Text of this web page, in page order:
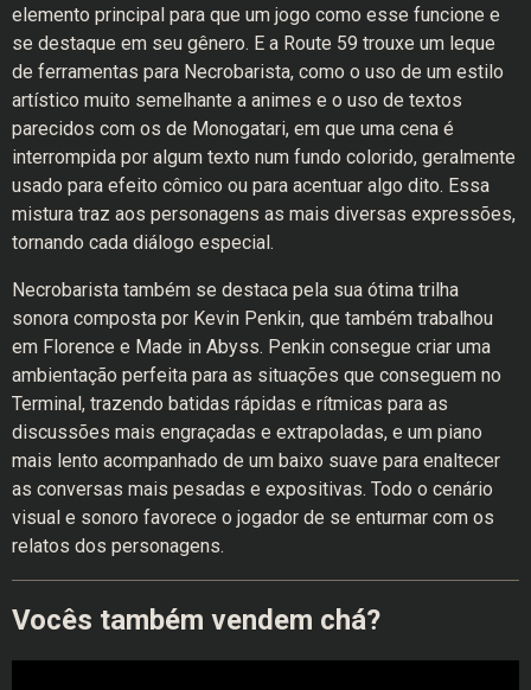
elemento principal para que um jogo como esse funcione e
se destaque em seu gênero. E a Route 59 trouxe um leque
de ferramentas para Necrobarista, como o uso de um estilo
artístico muito semelhante a animes e o uso de textos
parecidos com os de Monogatari, em que uma cena é
interrompida por algum texto num fundo colorido, geralmente
usado para efeito cômico ou para acentuar algo dito. Essa
mistura traz aos personagens as mais diversas expressões,
tornando cada diálogo especial.
Necrobarista também se destaca pela sua ótima trilha
sonora composta por Kevin Penkin, que também trabalhou
em Florence e Made in Abyss. Penkin consegue criar uma
ambientação perfeita para as situações que conseguem no
Terminal, trazendo batidas rápidas e rítmicas para as
discussões mais engraçadas e extrapoladas, e um piano
mais lento acompanhado de um baixo suave para enaltecer
as conversas mais pesadas e expositivas. Todo o cenário
visual e sonoro favorece o jogador de se enturmar com os
relatos dos personagens.
Vocês também vendem chá?